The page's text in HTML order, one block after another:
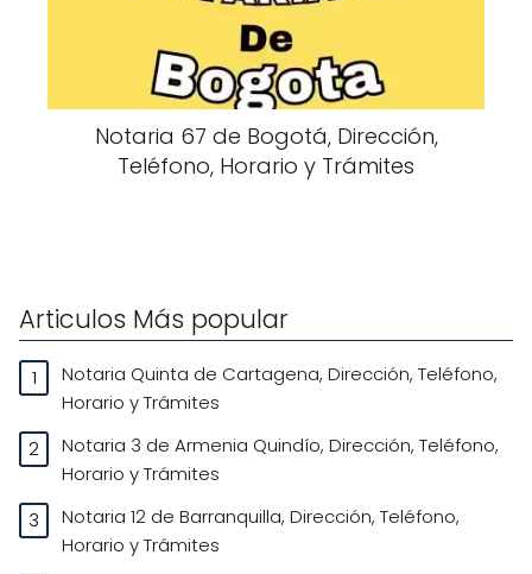
Notaria 67 de Bogotá, Dirección,
Teléfono, Horario y Trámites
Articulos Más popular
Notaria Quinta de Cartagena, Dirección, Teléfono,
Horario y Trámites
Notaria 3 de Armenia Quindío, Dirección, Teléfono,
Horario y Trámites
Notaria 12 de Barranquilla, Dirección, Teléfono,
Horario y Trámites